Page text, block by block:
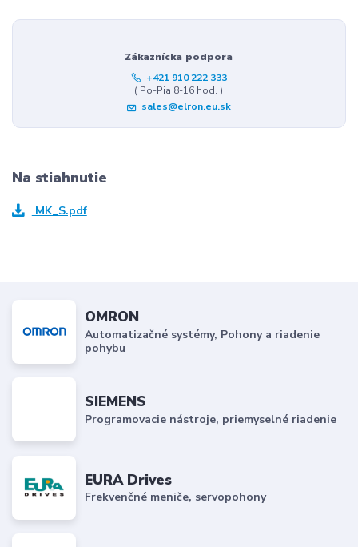
Zákaznícka podpora
+421 910 222 333
( Po-Pia 8-16 hod. )
sales@elron.eu.sk
Na stiahnutie
MK_S.pdf
OMRON
Automatizačné systémy, Pohony a riadenie
pohybu
SIEMENS
Programovacie nástroje, priemyselné riadenie
EURA Drives
Frekvenčné meniče, servopohony